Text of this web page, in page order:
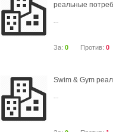
реальные
...
За: 0 Против: 0
Swim & Gym
...